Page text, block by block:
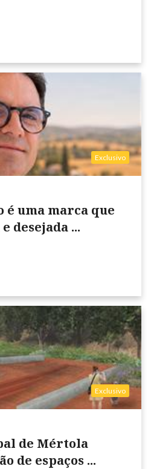
Exclusivo
é uma marca que
[...] é respeitada e desejada ...
Exclusivo
investe na criação de espaços ...